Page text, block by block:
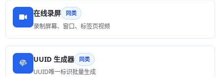
在线录屏 同类
录制屏幕、窗口、标签页视频
UUID 生成器 同类
UUID唯一标识批量生成